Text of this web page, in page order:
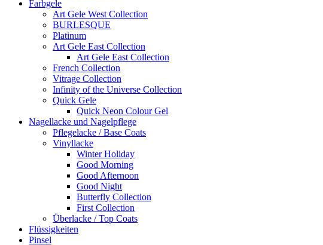
Farbgele
Art Gele West Collection
BURLESQUE
Platinum
Art Gele East Collection
Art Gele East Collection
French Collection
Vitrage Collection
Infinity of the Universe Collection
Quick Gele
Quick Neon Colour Gel
Nagellacke und Nagelpflege
Pflegelacke / Base Coats
Vinyllacke
Winter Holiday
Good Morning
Good Afternoon
Good Night
Butterfly Collection
First Collection
Überlacke / Top Coats
Flüssigkeiten
Pinsel